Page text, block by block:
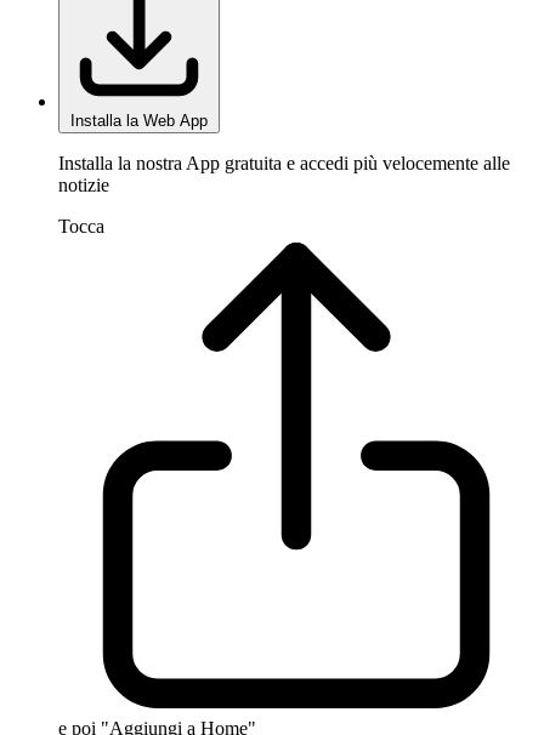
Installa la Web App
Installa la nostra App gratuita e accedi più velocemente alle
notizie
Tocca
e poi "Aggiungi a Home"